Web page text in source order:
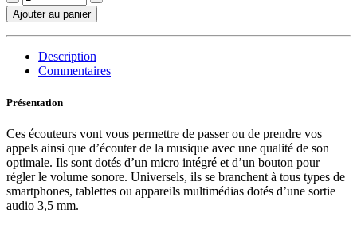
Ajouter au panier
Description
Commentaires
Présentation
Ces écouteurs vont vous permettre de passer ou de prendre vos
appels ainsi que d’écouter de la musique avec une qualité de son
optimale. Ils sont dotés d’un micro intégré et d’un bouton pour
régler le volume sonore. Universels, ils se branchent à tous types de
smartphones, tablettes ou appareils multimédias dotés d’une sortie
audio 3,5 mm.